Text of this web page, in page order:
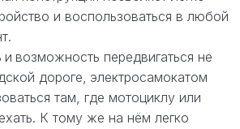
и воспользоваться в любой
и возможность передвигаться не
дороге, электросамокатом
там, где мотоциклу или
К тому же на нём легко